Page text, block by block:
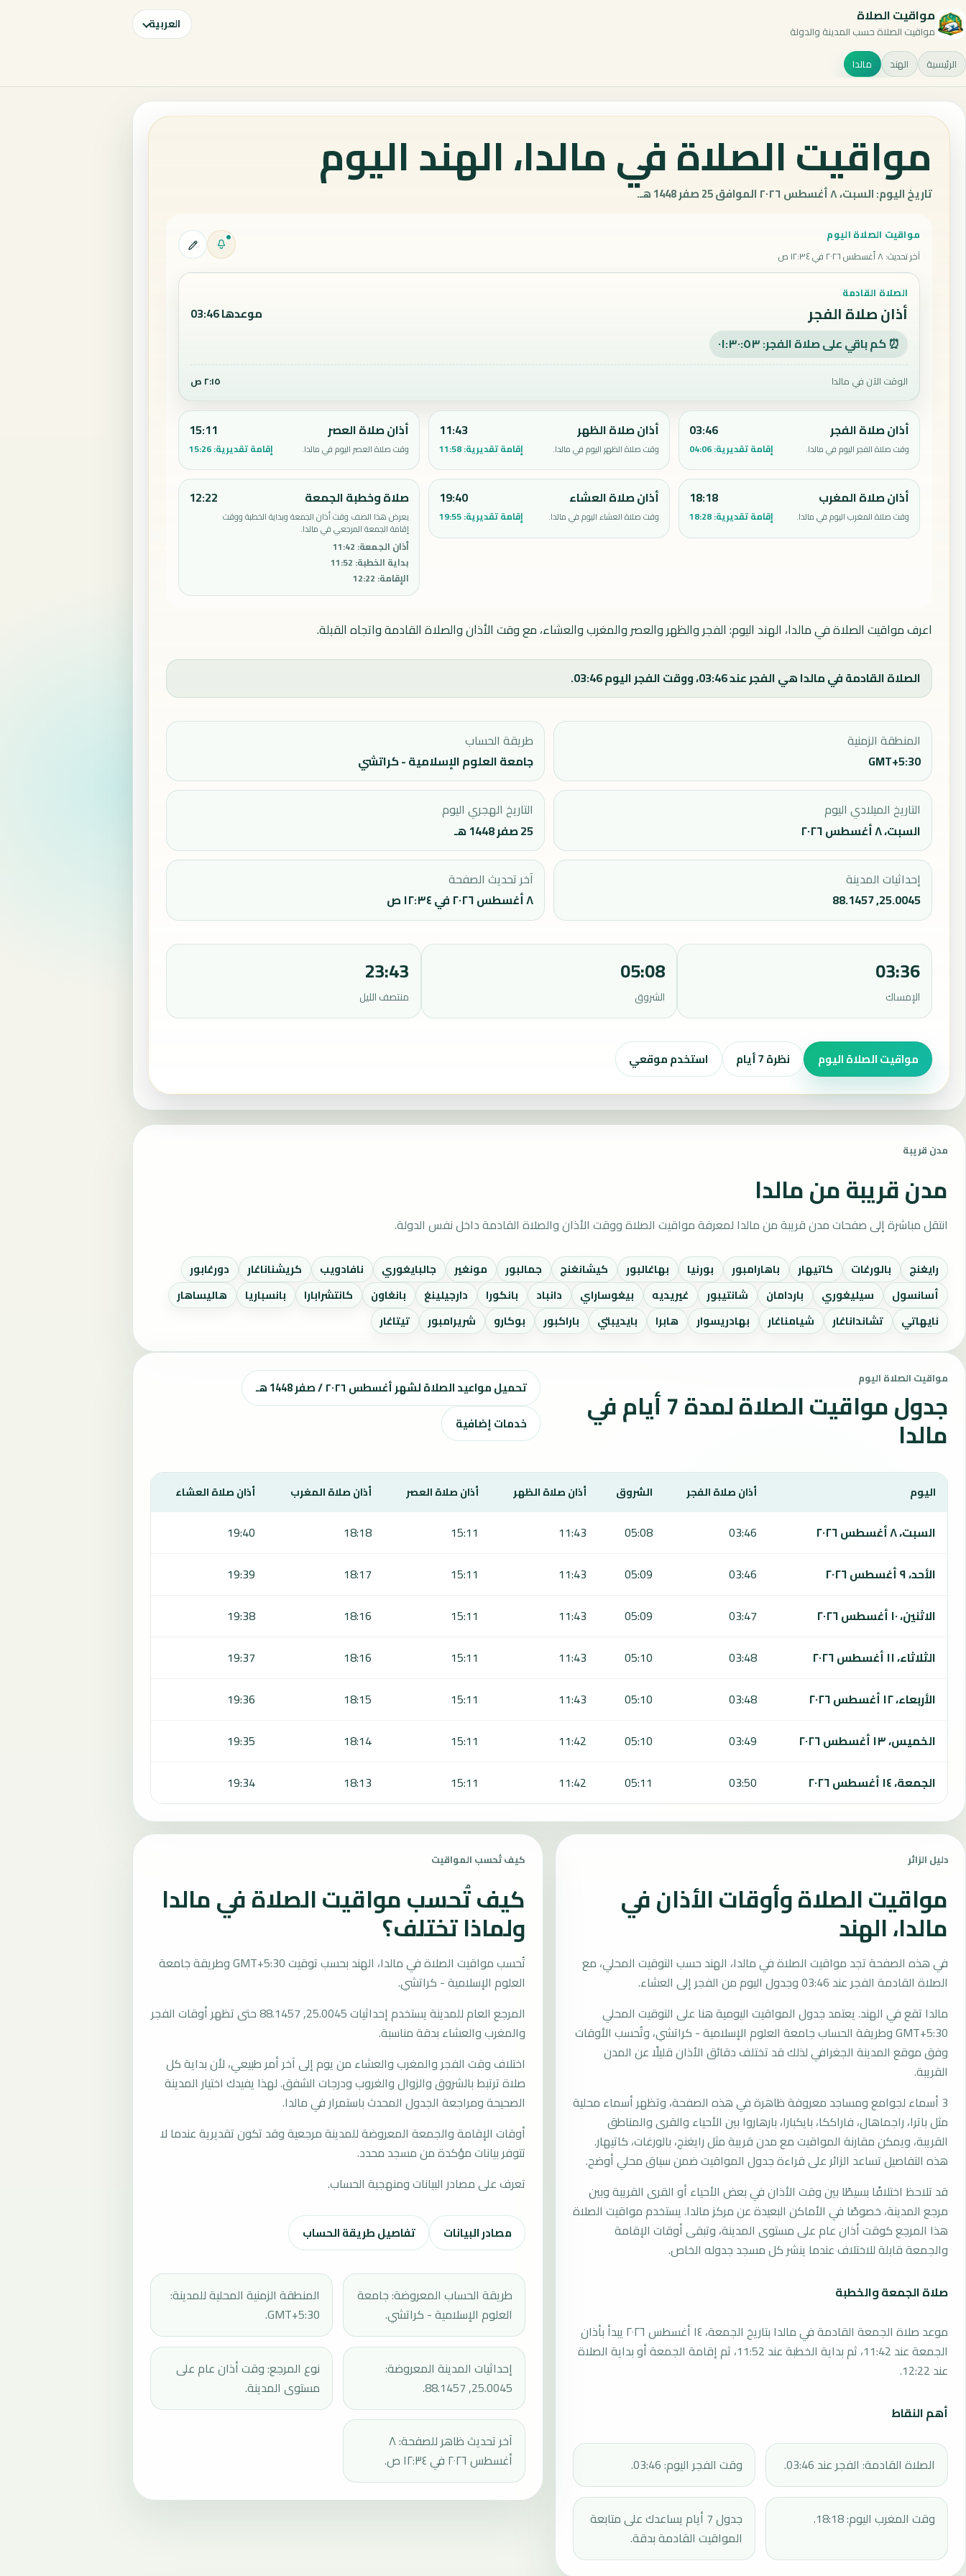
مواقيت الصلاة
مواقيت الصلاة حسب المدينة والدولة العربية
الرئيسية الهند مالدا
مواقيت الصلاة في مالدا، الهند اليوم
تاريخ اليوم: السبت، ٨ أغسطس ٢٠٢٦ الموافق 25 صفر 1448 هـ.
مواقيت الصلاة اليوم
آخر تحديث:٨ أغسطس ٢٠٢٦ في ١٢:٣٤ ص
الصلاة القادمة
أذان صلاة الفجر موعدها 03:46
⏰ كم باقي على صلاة الفجر: ٠١:٣٠:٥٢
الوقت الآن في مالدا ٢:١٥ ص
أذان صلاة الفجر
وقت صلاة الفجر اليوم في مالدا.
03:46
إقامة تقديرية:04:06
أذان صلاة الظهر
وقت صلاة الظهر اليوم في مالدا.
11:43
إقامة تقديرية:11:58
أذان صلاة العصر
وقت صلاة العصر اليوم في مالدا.
15:11
إقامة تقديرية:15:26
أذان صلاة المغرب
وقت صلاة المغرب اليوم في مالدا.
18:18
إقامة تقديرية:18:28
أذان صلاة العشاء
وقت صلاة العشاء اليوم في مالدا.
19:40
إقامة تقديرية:19:55
صلاة وخطبة الجمعة
يعرض هذا الصف وقت أذان الجمعة وبداية الخطبة ووقت
إقامة الجمعة المرجعي في مالدا.
أذان الجمعة:
11:42
بداية الخطبة:
11:52
الإقامة:
12:22
12:22
اعرف مواقيت الصلاة في مالدا، الهند اليوم: الفجر والظهر والعصر والمغرب والعشاء، مع وقت الأذان والصلاة القادمة واتجاه القبلة.
الصلاة القادمة في مالدا هي الفجر عند 03:46، ووقت الفجر اليوم 03:46.
المنطقة الزمنية
GMT+5:30
طريقة الحساب
جامعة العلوم الإسلامية - كراتشي
التاريخ الميلادي اليوم
السبت، ٨ أغسطس ٢٠٢٦
التاريخ الهجري اليوم
25 صفر 1448 هـ
إحداثيات المدينة
25.0045, 88.1457
آخر تحديث الصفحة
٨ أغسطس ٢٠٢٦ في ١٢:٣٤ ص
03:36
الإمساك
05:08
الشروق
23:43
منتصف الليل
مواقيت الصلاة اليوم نظرة 7 أيام استخدم موقعي
مدن قريبة
مدن قريبة من مالدا
انتقل مباشرة إلى صفحات مدن قريبة من مالدا لمعرفة مواقيت الصلاة ووقت الأذان والصلاة القادمة داخل نفس الدولة.
رايغنج بالورغات كاتيهار باهارامبور بورنيا بهاغالبور كيشانغنج جمالبور مونغير جالبايغوري نافادويب كريشناناغار
دورغابور
أسانسول
سيليغوري باردامان شانتيبور غيريديه بيغوساراي دانباد بانكورا دارجيلينغ بانغاون كانتشرابارا بانسباريا
هاليساهار
نايهاتي
تشانداناغار شيامناغار بهادريسوار هابرا بايديبتي باراكبور بوكارو شريرامبور تيتاغار
مواقيت الصلاة اليوم
جدول مواقيت الصلاة لمدة 7 أيام في
مالدا
تحميل مواعيد الصلاة لشهر أغسطس ٢٠٢٦ / صفر 1448 هـ
خدمات إضافية
يعرض هذا الجدول مواقيت الصلاة لمدة 7 أيام في مالدا، بما يشمل الفجر والشروق والظهر والعصر والمغرب والعشاء.
اليوم أذان صلاة الفجر الشروق أذان صلاة الظهر أذان صلاة العصر أذان صلاة المغرب أذان صلاة العشاء
السبت، ٨ أغسطس ٢٠٢٦ 03:46
05:08
11:43
15:11
18:18
19:40
الأحد، ٩ أغسطس ٢٠٢٦
03:46
05:09
11:43
15:11
18:17
19:39
الاثنين، ١٠ أغسطس ٢٠٢٦
03:47
05:09
11:43
15:11
18:16
19:38
الثلاثاء، ١١ أغسطس ٢٠٢٦
03:48
05:10
11:43
15:11
18:16
19:37
الأربعاء، ١٢ أغسطس ٢٠٢٦
03:48
05:10
11:43
15:11
18:15
19:36
الخميس، ١٣ أغسطس ٢٠٢٦
03:49
05:10
11:42
15:11
18:14
19:35
الجمعة، ١٤ أغسطس ٢٠٢٦
03:50
05:11
11:42
15:11
18:13
19:34
دليل الزائر
مواقيت الصلاة وأوقات الأذان في
مالدا، الهند
في هذه الصفحة تجد مواقيت الصلاة في مالدا، الهند حسب التوقيت المحلي، مع
الصلاة القادمة الفجر عند 03:46 وجدول اليوم من الفجر إلى العشاء.
مالدا تقع في الهند. يعتمد جدول المواقيت اليومية هنا على التوقيت المحلي
GMT+5:30 وطريقة الحساب جامعة العلوم الإسلامية - كراتشي، وتُحسب الأوقات
وفق موقع المدينة الجغرافي لذلك قد تختلف دقائق الأذان قليلًا عن المدن
القريبة.
3 أسماء لجوامع ومساجد معروفة ظاهرة في هذه الصفحة، وتظهر أسماء محلية
مثل باترا، راجماهال، فاراككا، بايكبارا، بارهاروا بين الأحياء والقرى والمناطق
القريبة، ويمكن مقارنة المواقيت مع مدن قريبة مثل رايغنج، بالورغات، كاتيهار.
هذه التفاصيل تساعد الزائر على قراءة جدول المواقيت ضمن سياق محلي أوضح.
قد تلاحظ اختلافًا بسيطًا بين وقت الأذان في بعض الأحياء أو القرى القريبة وبين
مرجع المدينة، خصوصًا في الأماكن البعيدة عن مركز مالدا. يستخدم مواقيت الصلاة
هذا المرجع كوقت أذان عام على مستوى المدينة، وتبقى أوقات الإقامة
والجمعة قابلة للاختلاف عندما ينشر كل مسجد جدوله الخاص.
صلاة الجمعة والخطبة
موعد صلاة الجمعة القادمة في مالدا بتاريخ الجمعة، ١٤ أغسطس ٢٠٢٦ يبدأ بأذان
الجمعة عند 11:42، ثم بداية الخطبة عند 11:52، ثم إقامة الجمعة أو بداية الصلاة
عند 12:22.
أهم النقاط
الصلاة القادمة: الفجر عند 03:46. وقت الفجر اليوم: 03:46.
وقت المغرب اليوم: 18:18.
جدول 7 أيام يساعدك على متابعة
المواقيت القادمة بدقة.
كيف تُحسب المواقيت
كيف تُحسب مواقيت الصلاة في مالدا
ولماذا تختلف؟
تُحسب مواقيت الصلاة في مالدا، الهند بحسب توقيت GMT+5:30 وطريقة جامعة
العلوم الإسلامية - كراتشي.
المرجع العام للمدينة يستخدم إحداثيات 25.0045, 88.1457 حتى تظهر أوقات الفجر
والمغرب والعشاء بدقة مناسبة.
اختلاف وقت الفجر والمغرب والعشاء من يوم إلى آخر أمر طبيعي، لأن بداية كل
صلاة ترتبط بالشروق والزوال والغروب ودرجات الشفق. لهذا يفيدك اختيار المدينة
الصحيحة ومراجعة الجدول المحدث باستمرار في مالدا.
أوقات الإقامة والجمعة المعروضة للمدينة مرجعية وقد تكون تقديرية عندما لا
تتوفر بيانات مؤكدة من مسجد محدد.
تعرف على مصادر البيانات ومنهجية الحساب.
مصادر البيانات تفاصيل طريقة الحساب
طريقة الحساب المعروضة: جامعة
العلوم الإسلامية - كراتشي.
المنطقة الزمنية المحلية للمدينة:
GMT+5:30.
إحداثيات المدينة المعروضة:
25.0045, 88.1457.
نوع المرجع: وقت أذان عام على
مستوى المدينة.
آخر تحديث ظاهر للصفحة: ٨
أغسطس ٢٠٢٦ في ١٢:٣٤ ص.